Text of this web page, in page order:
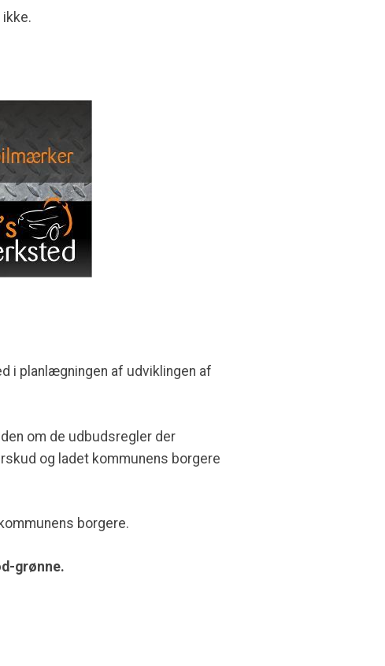
i planlægningen af udviklingen af
om de udbudsregler der
og ladet kommunens borgere
borgere.
grønne.